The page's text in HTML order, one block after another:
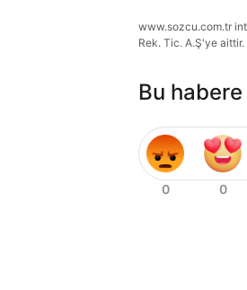
www.sozcu.com.tr
Rek. Tic. A.Ş'ye
Bu